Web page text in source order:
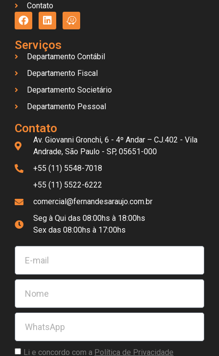
Contato
Serviços
Departamento Contábil
Departamento Fiscal
Departamento Societário
Departamento Pessoal
Contato
Av. Giovanni Gronchi, 6 - 4º Andar – CJ.402 - Vila
Andrade, São Paulo - SP, 05651-000
+55 (11) 5548-7018
+55 (11) 5522-6222
comercial@fernandesaraujo.com.br
Seg à Qui das 08:00hs à 18:00hs
Sex das 08:00hs à 17:00hs
Li e concordo com a Política de Privacidade